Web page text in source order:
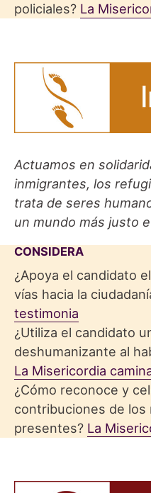
policiales? La
Actuamos en
inmigrantes, los
trata de seres
un mundo más justo
CONSIDERA
¿Apoya el candidato
vías hacia la
testimonia
¿Utiliza el candidato
deshumanizante al
La Misericordia
¿Cómo reconoce y
contribuciones de los
presentes? La